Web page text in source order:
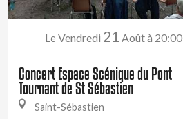
LeVendredi 21 Aoûtà 20:00
Concert Espace Scénique du Pont
Tournant de St Sébastien
Saint-Sébastien